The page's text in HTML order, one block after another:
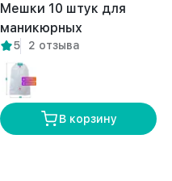
Мешки 10 штук для
маникюрных
пылесосов
универсальные
5 2 отзыва
В корзину